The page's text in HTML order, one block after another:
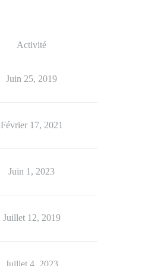
Activité
Juin 25, 2019
Février 17, 2021
Juin 1, 2023
Juillet 12, 2019
Juillet 4, 2023